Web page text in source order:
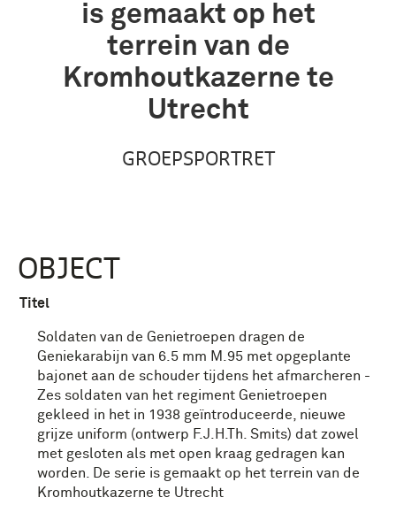
is gemaakt op het
terrein van de
Kromhoutkazerne te
Utrecht
GROEPSPORTRET
OBJECT
Titel
Soldaten van de Genietroepen dragen de
Geniekarabijn van 6.5 mm M.95 met opgeplante
bajonet aan de schouder tijdens het afmarcheren -
Zes soldaten van het regiment Genietroepen
gekleed in het in 1938 geïntroduceerde, nieuwe
grijze uniform (ontwerp F.J.H.Th. Smits) dat zowel
met gesloten als met open kraag gedragen kan
worden. De serie is gemaakt op het terrein van de
Kromhoutkazerne te Utrecht